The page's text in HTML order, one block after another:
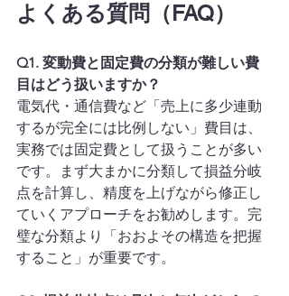
よくある質問（FAQ）
Q1. 変動費と固定費の分類が難しい費
目はどう扱いますか？
電気代・通信費など「売上に多少連動
するが完全には比例しない」費目は、
実務では固定費として扱うことが多い
です。まず大まかに分類して損益分岐
点を計算し、精度を上げながら修正し
ていくアプローチをお勧めします。完
璧な分類より「おおよその構造を把握
すること」が重要です。